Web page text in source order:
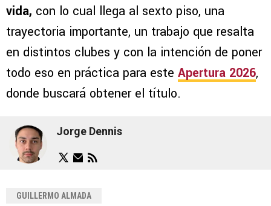
vida, con lo cual llega al sexto piso, una
trayectoria importante, un trabajo que resalta
en distintos clubes y con la intención de poner
todo eso en práctica para este Apertura 2026,
donde buscará obtener el título.
Jorge Dennis
GUILLERMO ALMADA